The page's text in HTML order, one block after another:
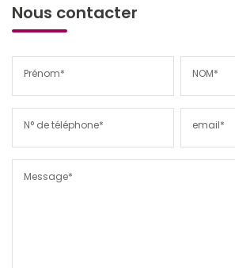
Nous contacter
Prénom* NOM*
N° de téléphone* email*
Message*